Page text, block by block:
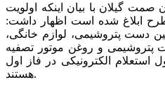
گیلان با بیان اینکه اولویت
ابلاغ شده است اظهار داشت:
دست پتروشیمی، لوازم خانگی،
پتروشیمی و روغن موتور تصفیه
استعلام الکترونیکی در فاز اول
هستند.